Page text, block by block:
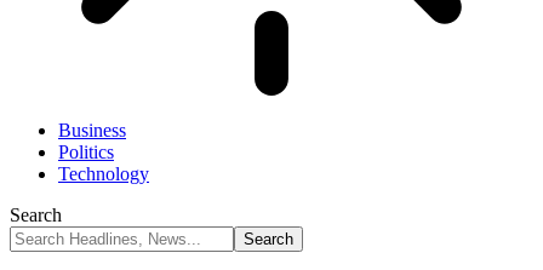
Business
Politics
Technology
Search